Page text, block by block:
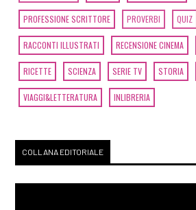
PROFESSIONE SCRITTORE PROVERBI QUIZ
RACCONTI ILLUSTRATI RECENSIONE CINEMA
RICETTE SCIENZA SERIE TV STORIA
VIAGGI&LETTERATURA INLIBRERIA
COLLANA EDITORIALE